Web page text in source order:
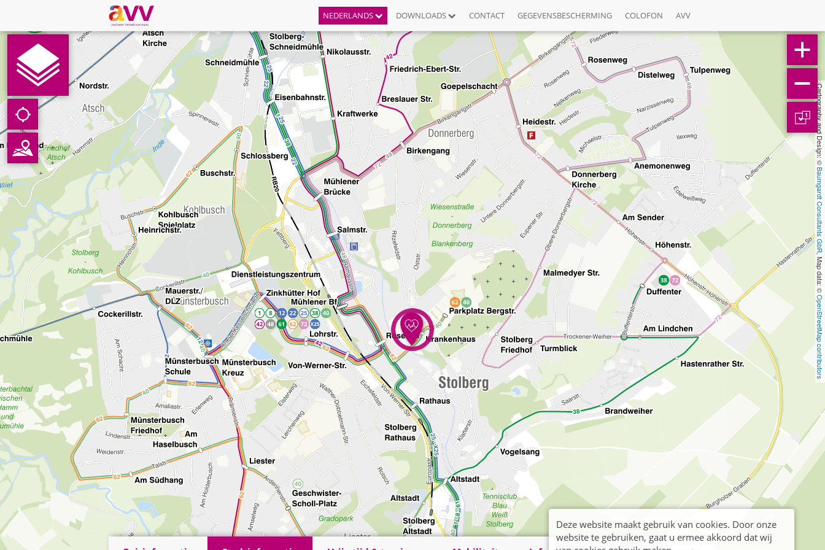
NEDERLANDS DOWNLOADS CONTACT GEGEVENSBESCHERMING COLOFON AVV
Cartography and Design: ©
Baumgardt Consultants GbR
, Map data: ©
OpenStreetMap contributors
1
Deze website maakt gebruik van cookies. Door onze
website te gebruiken, gaat u ermee akkoord dat wij